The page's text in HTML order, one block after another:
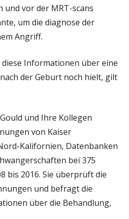
vor der MRT-scans
um die diagnose der
Angriff.
Informationen über eine
der Geburt noch hielt, gilt
und Ihre Kollegen
von Kaiser
Kalifornien, Datenbanken
bei 375
bis 2016. Sie überprüft die
und befragt die
über die Behandlung,